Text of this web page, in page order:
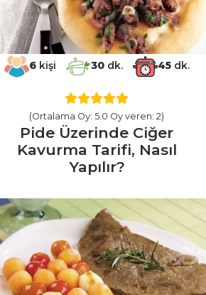
6kişi 30dk. 45dk.
(Ortalama Oy: 5.0 Oy veren: 2)
Pide Üzerinde Ciğer
Kavurma Tarifi, Nasıl
Yapılır?